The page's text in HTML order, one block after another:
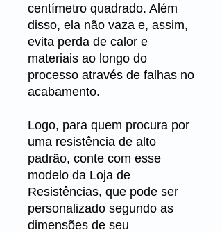
centímetro quadrado. Além
disso, ela não vaza e, assim,
evita perda de calor e
materiais ao longo do
processo através de falhas no
acabamento.
Logo, para quem procura por
uma resistência de alto
padrão, conte com esse
modelo da Loja de
Resistências, que pode ser
personalizado segundo as
dimensões de seu